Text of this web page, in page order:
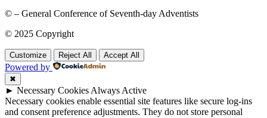
© – General Conference of Seventh-day Adventists
© 2025 Copyright
Customize Reject All Accept All
Powered by
✖
► Necessary Cookies Always Active
Necessary cookies enable essential site features like secure log-ins
and consent preference adjustments. They do not store personal